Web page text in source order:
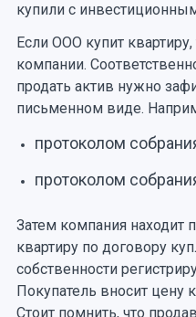
купили с
Если ООО купит
компании.
продать актив нужно
письменном виде.
протоколом
протоколом
Затем компания находит
квартиру по договору
собственности
Покупатель вносит цену
Стоит помнить, что